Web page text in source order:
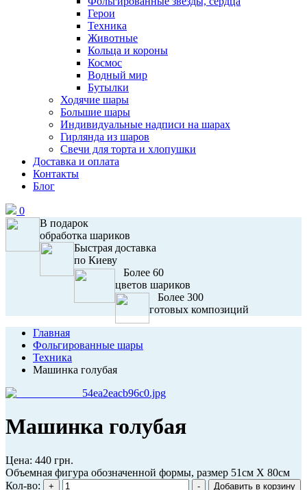
Герои
Техника
Животные
Кольца и короны
Космос
Водный мир
Бутылки
Ходячие шары
Большие шары
Индивидуальные надписи на шарах
Гирлянда из шаров
Свечи для торта и хлопушки
Доставка и оплата
Контакты
Блог
0
В подарок
обработка шариков
Быстрая доставка
по Киеву
Более 60
цветов шариков
Более 300
готовых композиций
Главная
Фольгированные шары
Техника
Машинка голубая
Машинка голубая
Цена: 440 грн.
Объемная фигура обозначенной формы, размер 51см X 80см
Кол-во: